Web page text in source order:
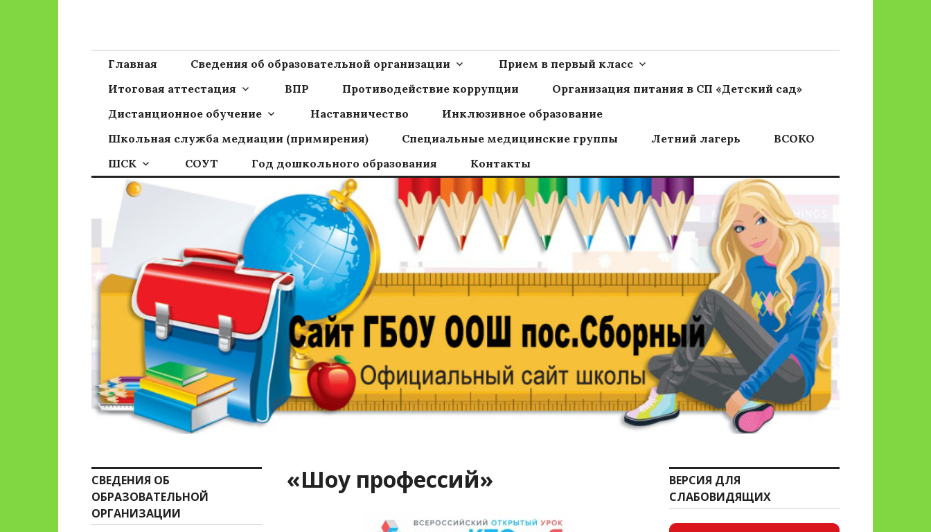
Сайт ГБОУ ООШ пос.Сборный
Главная Сведения об образовательной организации
Прием в первый класс
Итоговая аттестация
ВПР Противодействие коррупции
Организация питания в СП «Детский сад»
Дистанционное обучение
Наставничество
Инклюзивное образование
Школьная служба медиации (примирения)
Специальные медицинские группы Летний лагерь
ВСОКО
ШСК
СОУТ Год дошкольного образования Контакты
«Шоу профессий»
СВЕДЕНИЯ ОБ
ОБРАЗОВАТЕЛЬНОЙ
ОРГАНИЗАЦИИ
ВЕРСИЯ ДЛЯ
СЛАБОВИДЯЩИХ